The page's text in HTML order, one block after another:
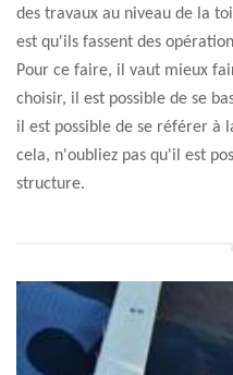
des travaux au niveau de la
est qu'ils fassent des
Pour ce faire, il vaut mieux
choisir, il est possible de se
il est possible de se référer à
cela, n'oubliez pas qu'il est
structure.